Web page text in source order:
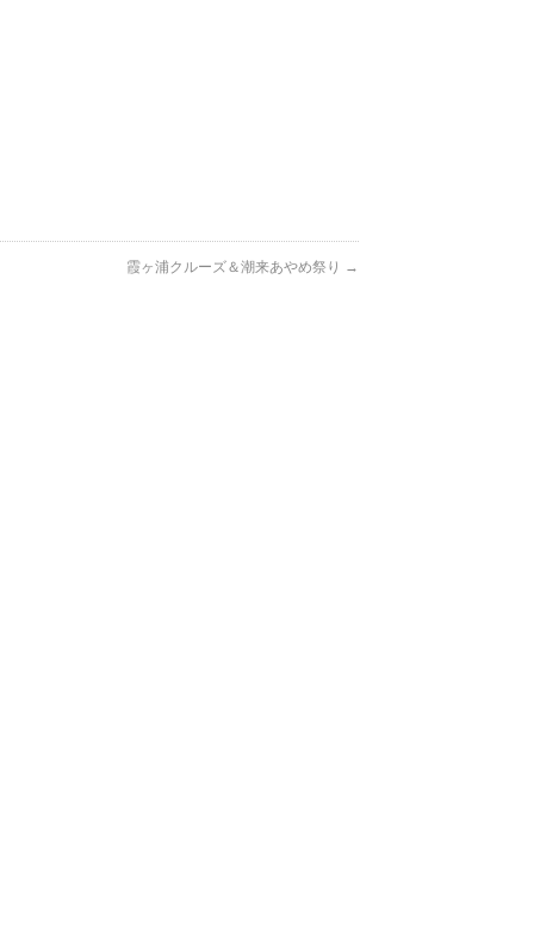
霞ヶ浦クルーズ＆潮来あやめ祭り →